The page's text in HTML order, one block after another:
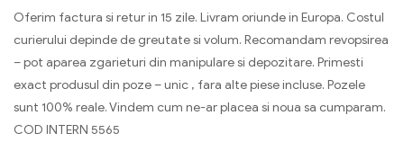
Oferim factura si retur in 15 zile. Livram oriunde in Europa. Costul
curierului depinde de greutate si volum. Recomandam revopsirea
– pot aparea zgarieturi din manipulare si depozitare. Primesti
exact produsul din poze – unic , fara alte piese incluse. Pozele
sunt 100% reale. Vindem cum ne-ar placea si noua sa cumparam.
COD INTERN 5565